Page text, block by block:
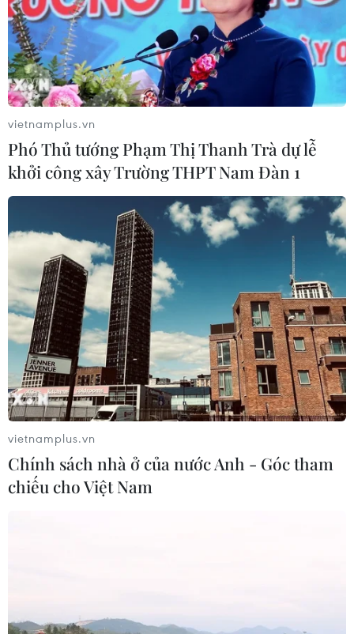
vietnamplus.vn
Phó Thủ tướng Phạm Thị Thanh Trà dự lễ
khởi công xây Trường THPT Nam Đàn 1
vietnamplus.vn
Chính sách nhà ở của nước Anh - Góc tham
chiếu cho Việt Nam